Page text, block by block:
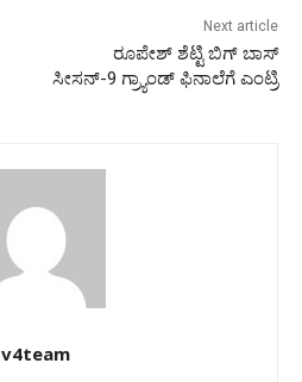
Next article
ರೂಪೇಶ್ ಶೆಟ್ಟಿ ಬಿಗ್ ಬಾಸ್
ಸೀಸನ್-9 ಗ್ರ್ಯಾಂಡ್ ಫಿನಾಲೆಗೆ ಎಂಟ್ರಿ
v4team